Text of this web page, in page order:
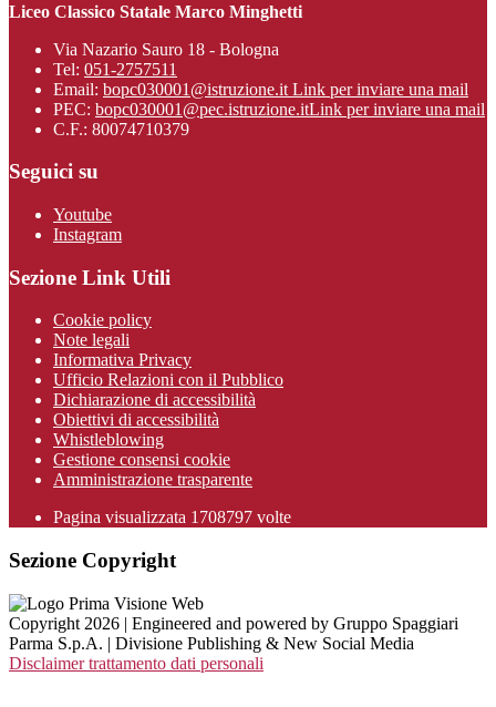
Liceo Classico Statale Marco Minghetti
Via Nazario Sauro 18 - Bologna
Tel: 051-2757511
Email: bopc030001@istruzione.it Link per inviare una mail
PEC: bopc030001@pec.istruzione.itLink per inviare una mail
C.F.: 80074710379
Seguici su
Youtube
Instagram
Sezione Link Utili
Cookie policy
Note legali
Informativa Privacy
Ufficio Relazioni con il Pubblico
Dichiarazione di accessibilità
Obiettivi di accessibilità
Whistleblowing
Gestione consensi cookie
Amministrazione trasparente
Pagina visualizzata 1708797 volte
Sezione Copyright
Copyright 2026 | Engineered and powered by Gruppo Spaggiari
Parma S.p.A. | Divisione Publishing & New Social Media
Disclaimer trattamento dati personali